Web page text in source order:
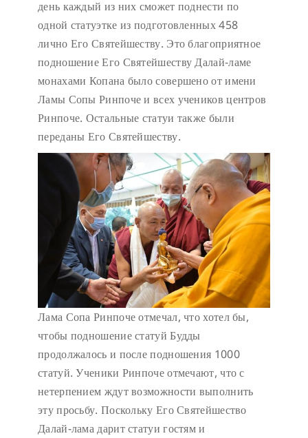
день каждый из них сможет поднести по
одной статуэтке из подготовленных 458
лично Его Святейшеству. Это благоприятное
подношение Его Святейшеству Далай-ламе
монахами Копана было совершено от имени
Ламы Сопы Ринпоче и всех учеников центров
Ринпоче. Остальные статуи также были
переданы Его Святейшеству.
Лама Сопа Ринпоче отмечал, что хотел бы,
чтобы подношение статуй Будды
продолжалось и после подношения 1000
статуй. Ученики Ринпоче отмечают, что с
нетерпением ждут возможности выполнить
эту просьбу. Поскольку Его Святейшество
Далай-лама дарит статуи гостям и